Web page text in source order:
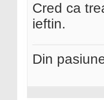
Cred ca
ieftin.
Din